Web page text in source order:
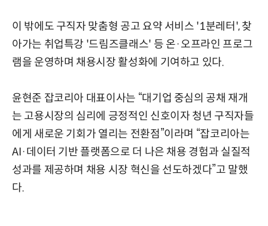
이 밖에도 구직자 맞춤형 공고 요약 서비스 '1분레터', 찾
아가는 취업특강 '드림즈클래스' 등 온·오프라인 프로그
램을 운영하며 채용시장 활성화에 기여하고 있다.
윤현준 잡코리아 대표이사는 “대기업 중심의 공채 재개
는 고용시장의 심리에 긍정적인 신호이자 청년 구직자들
에게 새로운 기회가 열리는 전환점”이라며 “잡코리아는
AI·데이터 기반 플랫폼으로 더 나은 채용 경험과 실질적
성과를 제공하며 채용 시장 혁신을 선도하겠다”고 말했
다.